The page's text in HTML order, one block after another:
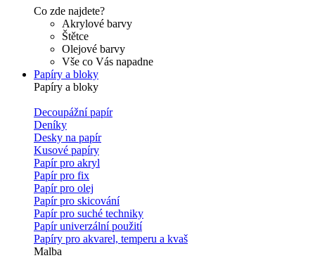
Co zde najdete?
Akrylové barvy
Štětce
Olejové barvy
Vše co Vás napadne
Papíry a bloky
Papíry a bloky
Decoupážní papír
Deníky
Desky na papír
Kusové papíry
Papír pro akryl
Papír pro fix
Papír pro olej
Papír pro skicování
Papír pro suché techniky
Papír univerzální použití
Papíry pro akvarel, temperu a kvaš
Malba